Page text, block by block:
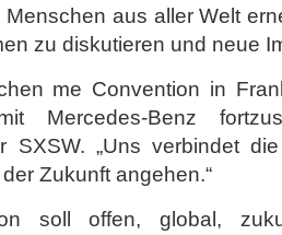
aus aller Welt
zu diskutieren und neue
me Convention in
Mercedes-Benz
SXSW. „Uns verbindet
Zukunft angehen.“
soll offen, global,